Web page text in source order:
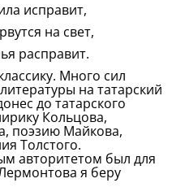
исправит,
на свет,
расправит.
Много сил
на татарский
до татарского
Кольцова,
поэзию Майкова,
Толстого.
авторитетом был для
я беру